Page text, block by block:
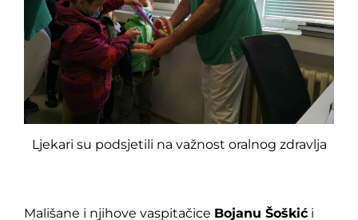
Ljekari su podsjetili na važnost oralnog zdravlja
Mališane i njihove vaspitačice Bojanu Šoškić i